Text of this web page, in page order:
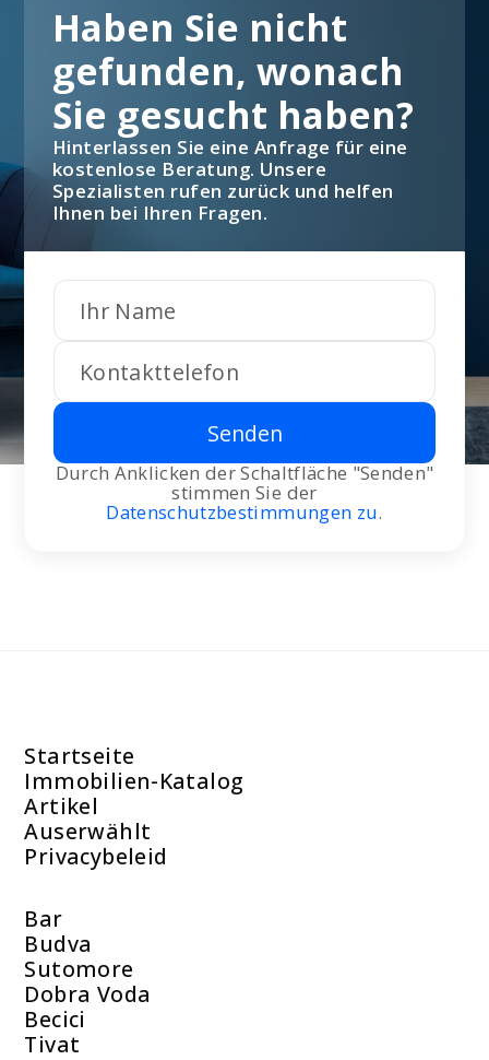
Senden
Durch Anklicken der Schaltfläche "Senden"
stimmen Sie der
Datenschutzbestimmungen zu.
Haben Sie nicht
gefunden, wonach
Sie gesucht haben?
Hinterlassen Sie eine Anfrage für eine
kostenlose Beratung. Unsere
Spezialisten rufen zurück und helfen
Ihnen bei Ihren Fragen.
Startseite
Immobilien-Katalog
Artikel
Auserwählt
Privacybeleid
Bar
Budva
Sutomore
Dobra Voda
Becici
Tivat